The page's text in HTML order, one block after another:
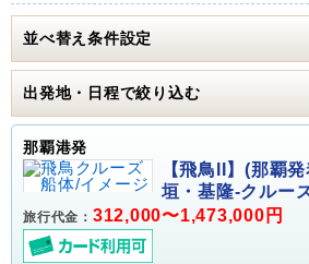
並べ替え条件設定
出発地・日程で絞り込む
那覇港発
【飛鳥II】(那覇
垣・基隆-クルー
旅行代金： 312,000〜1,473,000円